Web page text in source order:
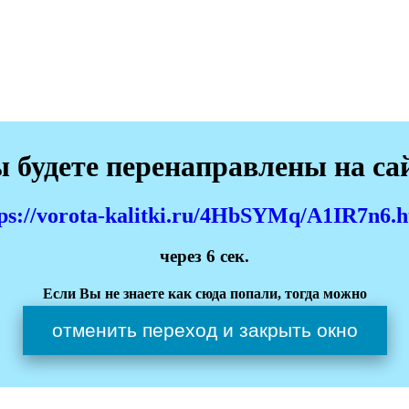
перенаправлены на
vorota-kalitki.ru/4HbSYMq/
через 6 сек.
Если Вы не знаете как сюда попали, тогда можно
отменить переход и закрыть окно